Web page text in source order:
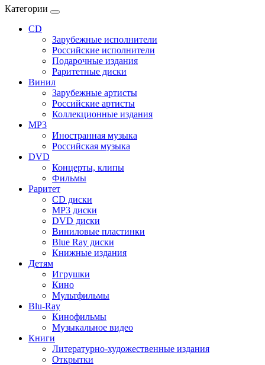
Категории
CD
Зарубежные исполнители
Российские исполнители
Подарочные издания
Раритетные диски
Винил
Зарубежные артисты
Российские артисты
Коллекционные издания
MP3
Иностранная музыка
Российская музыка
DVD
Концерты, клипы
Фильмы
Раритет
CD диски
MP3 диски
DVD диски
Виниловые пластинки
Blue Ray диски
Книжные издания
Детям
Игрушки
Кино
Мультфильмы
Blu-Ray
Кинофильмы
Музыкальное видео
Книги
Литературно-художественные издания
Открытки